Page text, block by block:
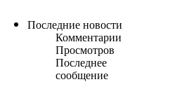
Последние новости
Комментарии
Просмотров
Последнее
сообщение